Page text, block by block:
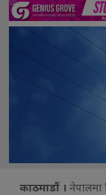
काठमाडौं । नेपालमा